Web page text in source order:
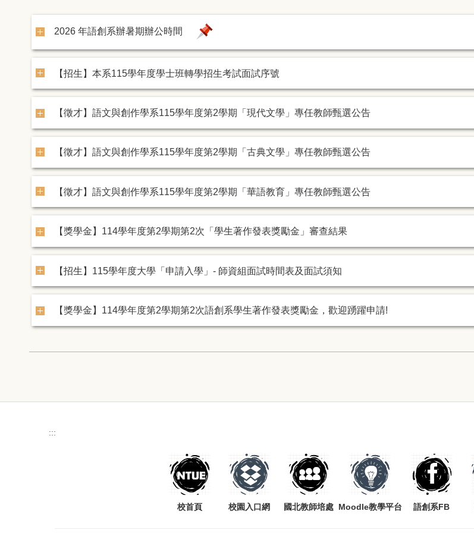
2026 年語創系辦暑期辦公時間
【招生】本系115學年度學士班轉學招生考試面試序號
【徵才】語文與創作學系115學年度第2學期「現代文學」專任教師甄選公告
【徵才】語文與創作學系115學年度第2學期「古典文學」專任教師甄選公告
【徵才】語文與創作學系115學年度第2學期「華語教育」專任教師甄選公告
【獎學金】114學年度第2學期第2次「學生著作發表獎勵金」審查結果
【招生】115學年度大學「申請入學」- 師資組面試時間表及面試須知
【獎學金】114學年度第2學期第2次語創系學生著作發表獎勵金，歡迎踴躍申請!
:::
校首頁 校園入口網 國北教師培處 Moodle教學平台 語創系FB